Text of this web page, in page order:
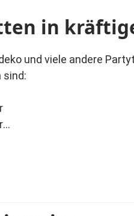
in
und viele andere
sind: